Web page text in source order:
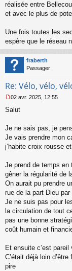
réalisée entre
et avec le plus de
Une fois toutes les
espère que le réseau
fraberth
Passager
Re: Vélo, vélo,
e
s
g
e
o
n
u
02 avr. 2025, 12:55
Salut
Je ne sais pas, je
Je vais prendre mon
j’habite croix rousse
Je prend de temps en
gêner la régularité de
On aurait pu prendre
rue de la part Dieu par
Je ne suis pas pour
la circulation de tout
pas une bonne
coût humain et
Et ensuite c’est
C’était déjà loin
pire